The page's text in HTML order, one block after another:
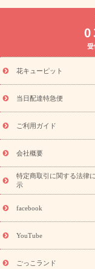
よく贈られる花
8月の誕生花(トル
お供え・
ーブドフラワー
季
特集
お盆 花（新盆・
盆・初盆）
お盆 花
フト
お盆・お供え
レゼント特集
夏の
敬老の日におくる
花ギフト・プレゼン
老の日 花鉢植えのギ
フト・プレゼント特集
ペーン
映画『ウォ
「きょう誕生日な
誕生日フラワーギフト
(トルコキキョウ)
ら探す
お祝いの花
花キューピット
当日配達特急便
ご利用ガイド
会社概要
特定商取引に関する法律
示
facebook
YouTube
ごっこランド